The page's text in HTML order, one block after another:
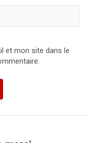
et mon site dans le